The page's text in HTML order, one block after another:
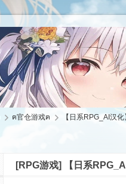
ฅ官仓游戏ฅ 【日系RPG_AI汉
[RPG游戏] 【日系